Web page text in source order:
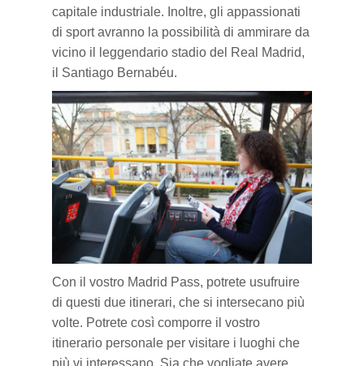
capitale industriale. Inoltre, gli appassionati
di sport avranno la possibilità di ammirare da
vicino il leggendario stadio del Real Madrid,
il Santiago Bernabéu.
Con il vostro Madrid Pass, potrete usufruire
di questi due itinerari, che si intersecano più
volte. Potrete così comporre il vostro
itinerario personale per visitare i luoghi che
più vi interessano. Sia che vogliate avere